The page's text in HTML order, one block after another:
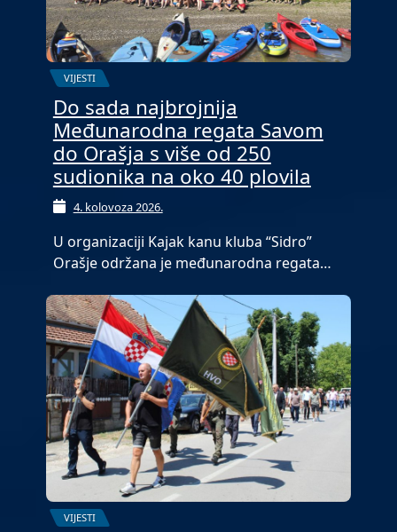
VIJESTI
Do sada najbrojnija
Međunarodna regata Savom
do Orašja s više od 250
sudionika na oko 40 plovila
4. kolovoza 2026.
U organizaciji Kajak kanu kluba “Sidro”
Orašje održana je međunarodna regata…
VIJESTI